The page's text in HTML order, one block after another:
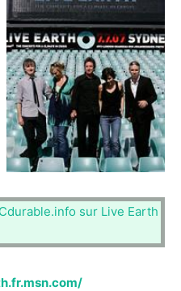
sur Live Earth